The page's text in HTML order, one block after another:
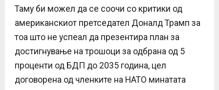
Таму би можел да се соочи со критики од
американскиот претседател Доналд Трамп за
тоа што не успеал да презентира план за
достигнување на трошоци за одбрана од 5
проценти од БДП до 2035 година, цел
договорена од членките на НАТО минатата